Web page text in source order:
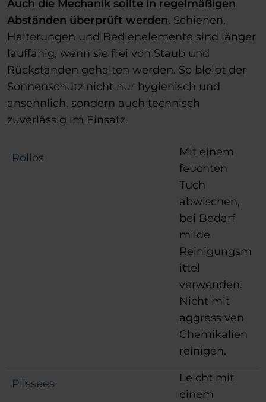
Auch die Mechanik sollte in regelmäßigen
Abständen überprüft werden. Schienen,
Halterungen und Bedienelemente sind länger
lauffähig, wenn sie frei von Staub und
Rückständen gehalten werden. So bleibt der
Sonnenschutz nicht nur hygienisch und
ansehnlich, sondern auch technisch
zuverlässig im Einsatz.
Rollos
Mit einem
feuchten
Tuch
abwischen,
bei Bedarf
milde
Reinigungsm
ittel
verwenden.
Nicht mit
aggressiven
Chemikalien
reinigen.
Plissees
Leicht mit
einem